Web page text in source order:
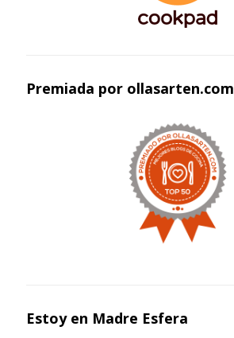
Premiada por ollasarten.com
Estoy en Madre Esfera